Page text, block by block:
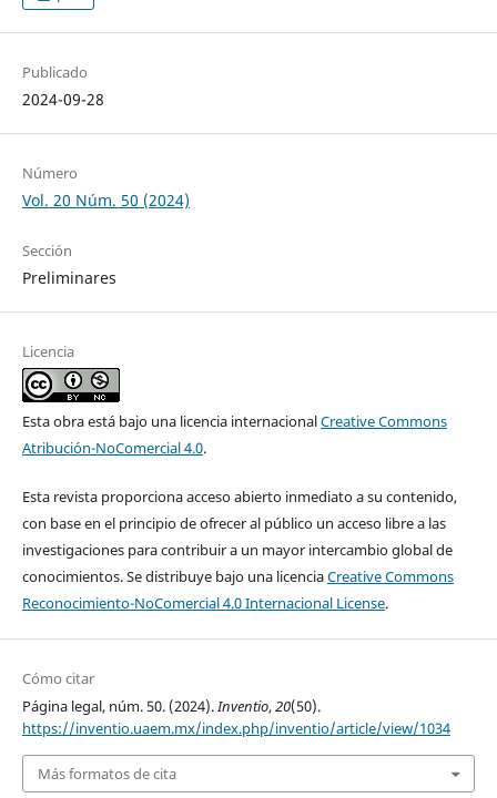
Publicado
2024-09-28
Número
Vol. 20 Núm. 50 (2024)
Sección
Preliminares
Licencia
Esta obra está bajo una licencia internacionalCreative Commons
Atribución-NoComercial 4.0.
Esta revista proporciona acceso abierto inmediato a su contenido,
con base en el principio de ofrecer al público un acceso libre a las
investigaciones para contribuir a un mayor intercambio global de
conocimientos. Se distribuye bajo una licenciaCreative Commons
Reconocimiento-NoComercial 4.0 Internacional License.
Cómo citar
Página legal, núm. 50. (2024).Inventio,20(50).
https://inventio.uaem.mx/index.php/inventio/article/view/1034
Más formatos de cita